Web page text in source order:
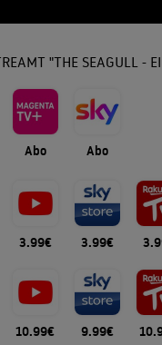
"THE SEAGULL -
Abo Abo
3.99€ 3.99€
10.99€ 9.99€